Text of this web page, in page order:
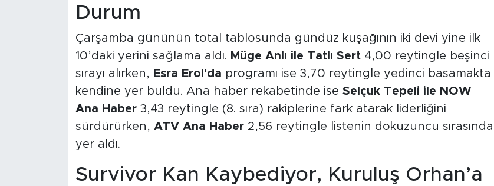
Durum
Çarşamba gününün total tablosunda gündüz kuşağının iki devi yine ilk
10’daki yerini sağlama aldı. Müge Anlı ile Tatlı Sert4,00 reytingle beşinci
sırayı alırken, Esra Erol'da programı ise 3,70 reytingle yedinci basamakta
kendine yer buldu. Ana haber rekabetinde ise Selçuk Tepeli ile NOW
Ana Haber3,43 reytingle (8. sıra) rakiplerine fark atarak liderliğini
sürdürürken, ATV Ana Haber2,56 reytingle listenin dokuzuncu sırasında
yer aldı.
Survivor Kan Kaybediyor, Kuruluş Orhan’a